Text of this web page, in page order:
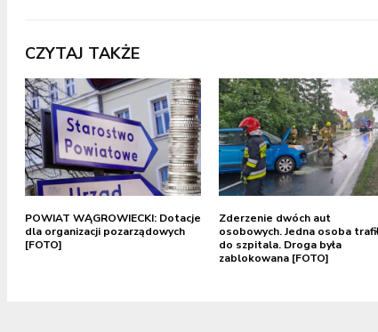
CZYTAJ TAKŻE
POWIAT WĄGROWIECKI: Dotacje
dla organizacji pozarządowych
[FOTO]
Zderzenie dwóch aut
osobowych. Jedna osoba
do szpitala. Droga była
zablokowana [FOTO]